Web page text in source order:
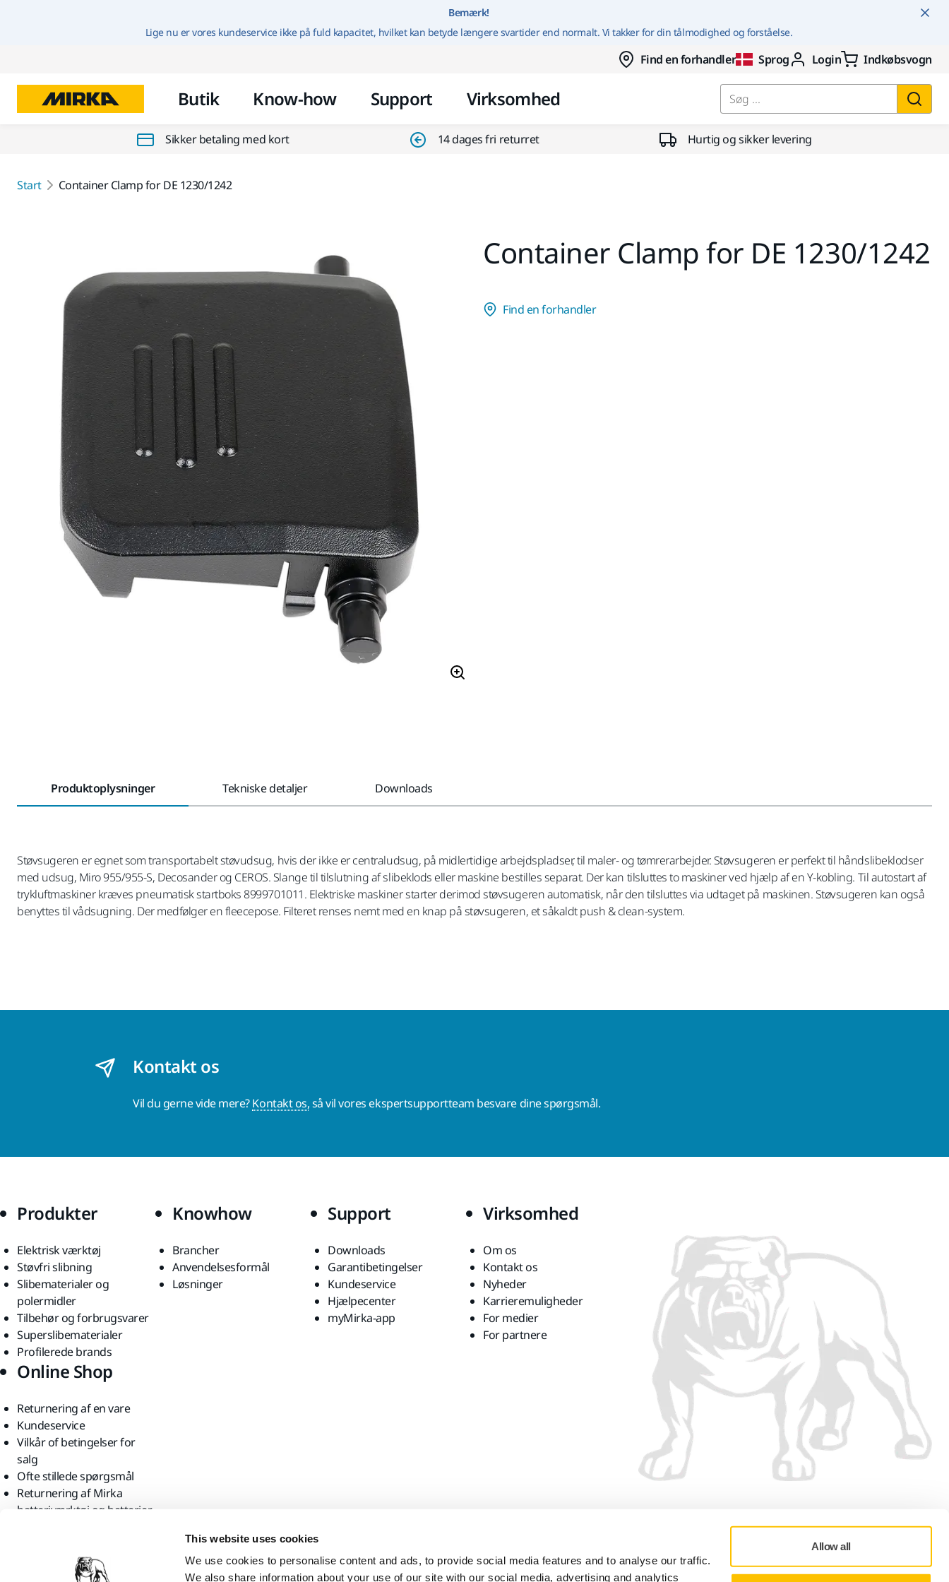
This website uses cookies
We use cookies to personalise content and ads, to provide social media features and to analyse our traffic.
We also share information about your use of our site with our social media, advertising and analytics
Allow all
Gå til indhold
Bemærk!
Lige nu er vores kundeservice ikke på fuld kapacitet, hvilket kan betyde længere svartider end normalt. Vi takker for din tålmodighed og forståelse.
Find en forhandler Sprog Login Indkøbsvogn
Butik Know-how Support Virksomhed Søg ...
Sikker betaling med kort 14 dages fri returret Hurtig og sikker levering
Start Container Clamp for DE 1230/1242
Container Clamp for DE 1230/1242
Find en forhandler
Produktoplysninger Tekniske detaljer Downloads
Støvsugeren er egnet som transportabelt støvudsug, hvis der ikke er centraludsug, på midlertidige arbejdspladser, til maler- og tømrerarbejder. Støvsugeren er perfekt til håndslibeklodser
med udsug, Miro 955/955-S, Decosander og CEROS. Slange til tilslutning af slibeklods eller maskine bestilles separat. Der kan tilsluttes to maskiner ved hjælp af en Y-kobling. Til autostart af
trykluftmaskiner kræves pneumatisk startboks 8999701011. Elektriske maskiner starter derimod støvsugeren automatisk, når den tilsluttes via udtaget på maskinen. Støvsugeren kan også
benyttes til vådsugning. Der medfølger en fleecepose. Filteret renses nemt med en knap på støvsugeren, et såkaldt push & clean-system.
Kontakt os
Vil du gerne vide mere?Kontakt os,så vil vores ekspertsupportteam besvare dine spørgsmål.
Produkter
Elektrisk værktøj
Støvfri slibning
Slibematerialer og
polermidler
Tilbehør og forbrugsvarer
Superslibematerialer
Profilerede brands
Knowhow
Brancher
Anvendelsesformål
Løsninger
Support
Downloads
Garantibetingelser
Kundeservice
Hjælpecenter
myMirka-app
Virksomhed
Om os
Kontakt os
Nyheder
Karrieremuligheder
For medier
For partnere
Online Shop
Returnering af en vare
Kundeservice
Vilkår of betingelser for
salg
Ofte stillede spørgsmål
Returnering af Mirka
batteriværktøj og batterier